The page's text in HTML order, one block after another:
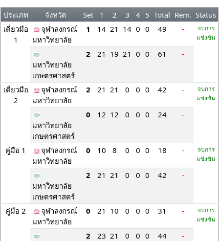
ประเภท จังหวัด Set 1 2 3 4 5 Total Rem. Status
เดี่ยวมือ
1
จุฬาลงกรณ์
มหาวิทยาลัย
1 14 21 14 0 0 49 -
จบการ
แข่งขัน
มหาวิทยาลัย
เกษตรศาสตร์
2 21 19 21 0 0 61 -
เดี่ยวมือ
2
จุฬาลงกรณ์
มหาวิทยาลัย
2 21 21 0 0 0 42 -
จบการ
แข่งขัน
มหาวิทยาลัย
เกษตรศาสตร์
0 12 12 0 0 0 24 -
คู่มือ 1
จุฬาลงกรณ์
มหาวิทยาลัย
0 10 8 0 0 0 18 -
จบการ
แข่งขัน
มหาวิทยาลัย
เกษตรศาสตร์
2 21 21 0 0 0 42 -
คู่มือ 2
จุฬาลงกรณ์
มหาวิทยาลัย
0 21 10 0 0 0 31 -
จบการ
แข่งขัน
2 23 21 0 0 0 44 -